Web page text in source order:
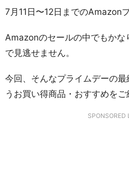
7月11日〜12日までのAmazon
Amazonのセールの中でもかな
で見逃せません。
今回、そんなプライムデーの
うお買い得商品・おすすめをご
SPONSORED